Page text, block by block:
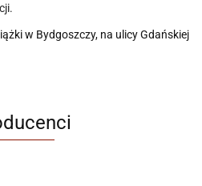
w Bydgoszczy, na ulicy Gdańskiej